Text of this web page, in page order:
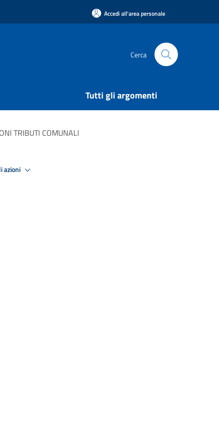
Accedi all'area personale
Cerca
Tutti gli argomenti
TRIBUTI COMUNALI
azioni